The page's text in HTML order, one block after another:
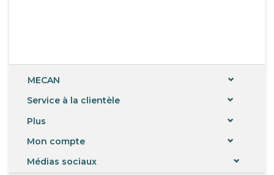
MECAN
Service à la clientèle
Plus
Mon compte
Médias sociaux